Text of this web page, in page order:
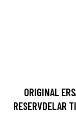
ORIGINAL
RESERVDELAR